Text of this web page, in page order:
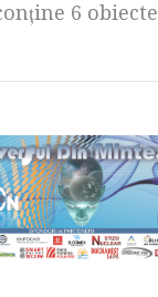
6 obiecte